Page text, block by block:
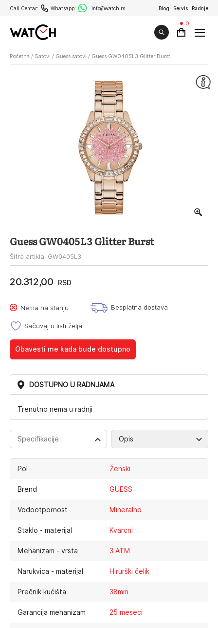
Call Centar: Whatsapp: info@watch.rs Blog Servis Radnje
0
Početna / Satovi / Guess satovi / Guess GW0405L3 Glitter Burst
Guess GW0405L3 Glitter Burst
Šifra artikla: GW0405L3
20.312,00 RSD
Nema na stanju Besplatna dostava
Sačuvaj u listi želja
Obavesti me kada bude dostupno
DOSTUPNO U RADNJAMA
Trenutno nema u radnji
Specifikacije Opis
Pol Ženski
Brend GUESS
Vodootpornost Mineralno
Staklo - materijal Kvarcni
Mehanizam - vrsta 3 ATM
Narukvica - materijal Hirurški čelik
Prečnik kućišta 38mm
Garancija mehanizam 25 meseci